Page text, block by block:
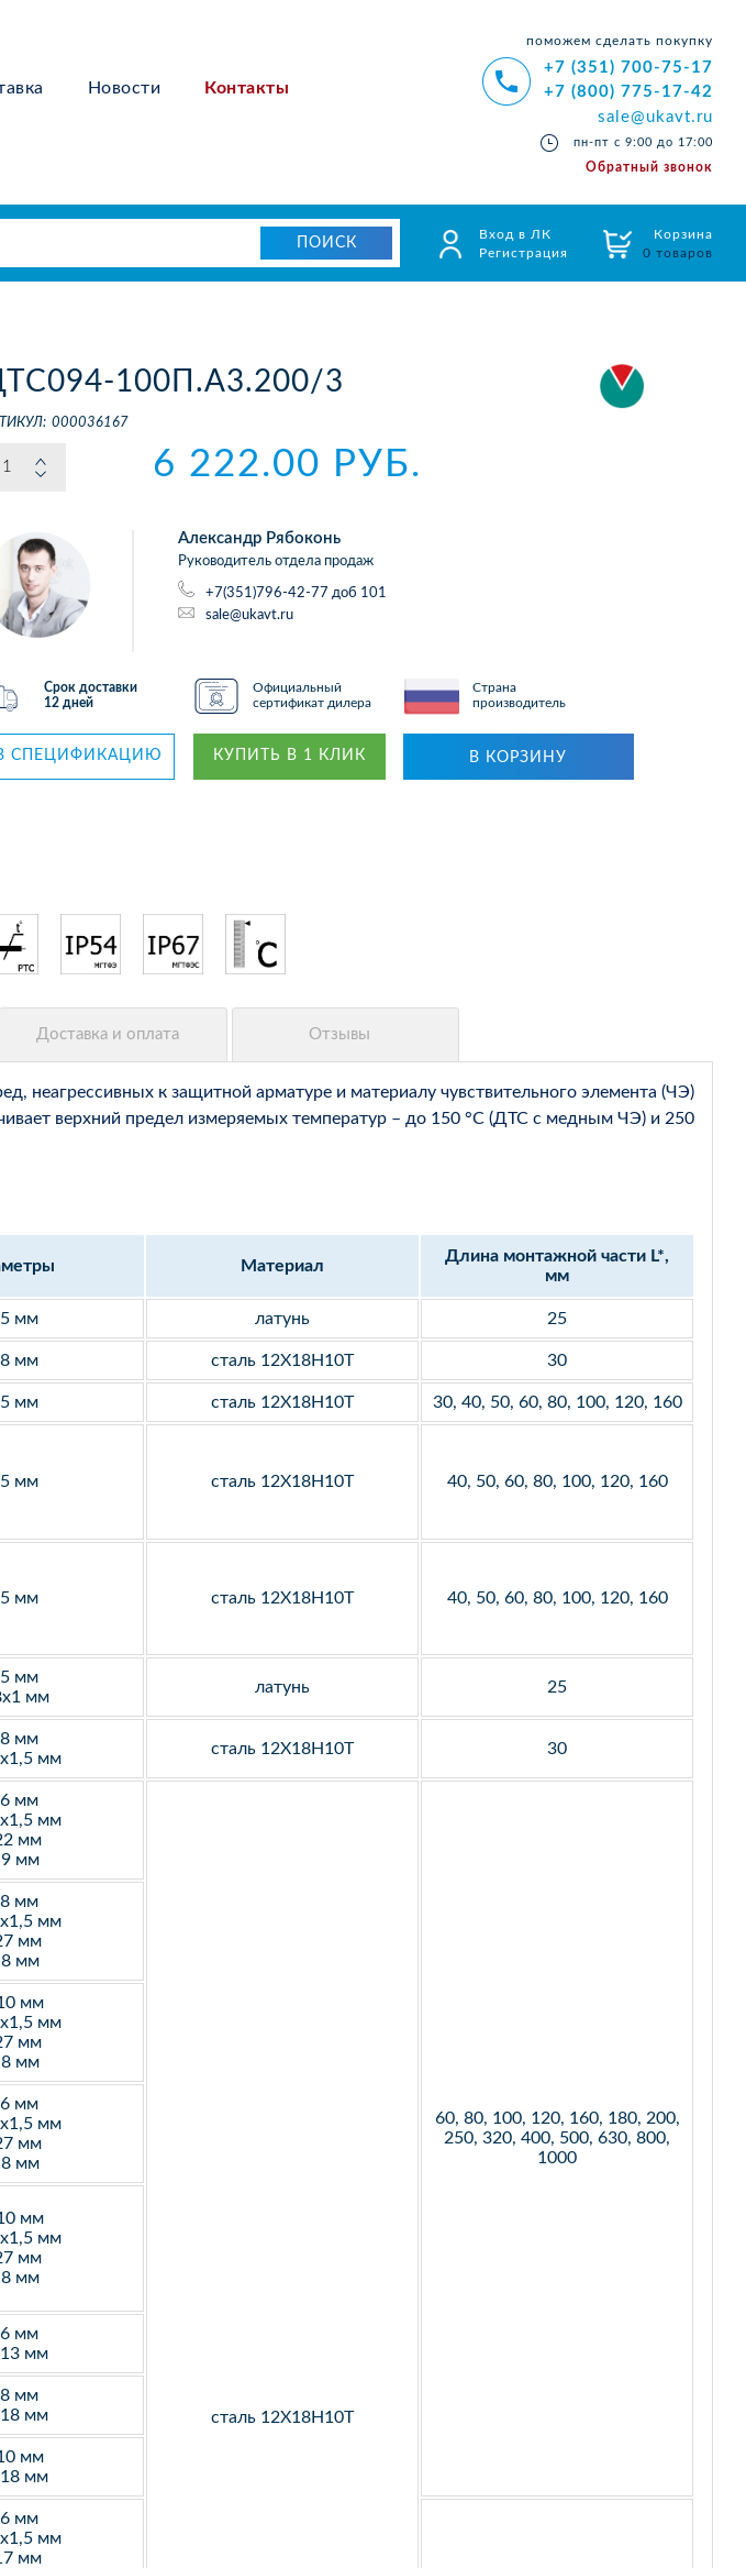
Новости Контакты
поможем сделать покупку
+7 (351) 700-75-17
+7 (800) 775-17-42
sale@ukavt.ru
пн-пт с 9:00 до 17:00
Обратный звонок
Вход в ЛК
Регистрация
Корзина
0 товаров
100П.А3.200/3
000036167
6 222.00 РУБ.
Александр Рябоконь
Руководитель отдела продаж
+7(351)796-42-77 доб 101
sale@ukavt.ru
Срок доставки
12 дней
Официальный
сертификат дилера
Страна
производитель
СПЕЦИФИКАЦИЮ КУПИТЬ В 1 КЛИК В КОРЗИНУ
неагрессивных к защитной арматуре и материалу чувствительного элемента (ЧЭ)
верхний предел измеряемых температур – до 150 °С (ДТС с медным ЧЭ) и 250
Материал
Длина монтажной части L*,
мм
мм латунь 25
мм сталь 12Х18Н10Т 30
мм сталь 12Х18Н10Т 30, 40, 50, 60, 80, 100, 120, 160
мм сталь 12Х18Н10Т 40, 50, 60, 80, 100, 120, 160
мм сталь 12Х18Н10Т 40, 50, 60, 80, 100, 120, 160
мм
мм
латунь 25
мм
мм
сталь 12Х18Н10Т 30
мм
мм
мм
9 мм
сталь 12Х18Н10Т
60, 80, 100, 120, 160, 180, 200,
250, 320, 400, 500, 630, 800,
1000
мм
мм
мм
8 мм
мм
мм
мм
8 мм
мм
мм
мм
8 мм
мм
мм
мм
8 мм
мм
мм
мм
мм
мм
мм
мм
мм
мм